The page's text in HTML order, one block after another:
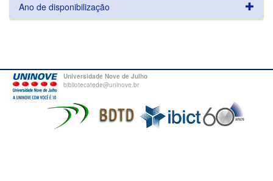
Ano de disponibilização
Universidade Nove de Julho
bibliotecatede@uninove.br